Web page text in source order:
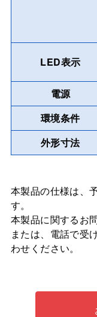
LED表示
電源
環境条件
外形寸法
本製品の仕様は、
す。
本製品に関するお
または、電話で受
わせください。